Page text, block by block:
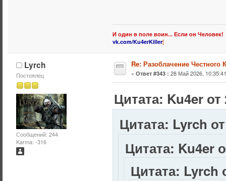
И один в поле воин... Если он Человек!
vk.com/Ku4erKiller[
Lyrch
Постоялец
Сообщений: 244
Karma: -316
Re: Разоблачение Честного
« Ответ #343 : 28 Май 2026,
Цитата: Ku4er
Цитата: Lyrch
Цитата: Ku4er
Цитата: Lyrch